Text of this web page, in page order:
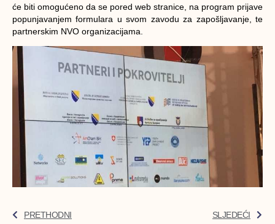
će biti omogućeno da se pored web stranice, na program prijave
popunjavanjem formulara u svom zavodu za zapošljavanje, te
partnerskim NVO organizacijama.
PRETHODNI SLJEDEĆI